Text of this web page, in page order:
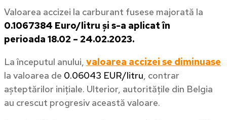
Valoarea accizei la carburant fusese majorată la
0.1067384 Euro/litru și s-a aplicat în
perioada 18.02 – 24.02.2023.
La începutul anului, valoarea accizei se diminuase
la valoarea de 0.06043 EUR/litru, contrar
așteptărilor inițiale. Ulterior, autoritățile din Belgia
au crescut progresiv această valoare.